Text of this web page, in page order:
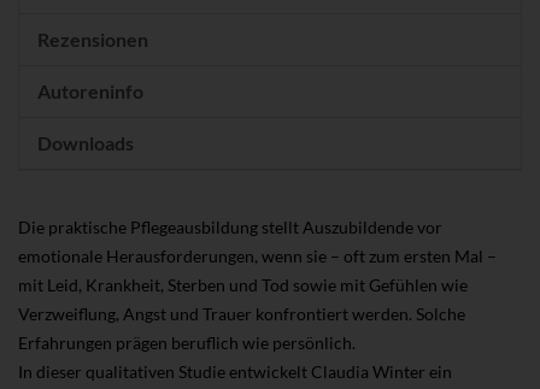
Rezensionen
Autoreninfo
Downloads
Die praktische Pflegeausbildung stellt Auszubildende vor
emotionale Herausforderungen, wenn sie – oft zum ersten Mal –
mit Leid, Krankheit, Sterben und Tod sowie mit Gefühlen wie
Verzweiflung, Angst und Trauer konfrontiert werden. Solche
Erfahrungen prägen beruflich wie persönlich.
In dieser qualitativen Studie entwickelt Claudia Winter ein